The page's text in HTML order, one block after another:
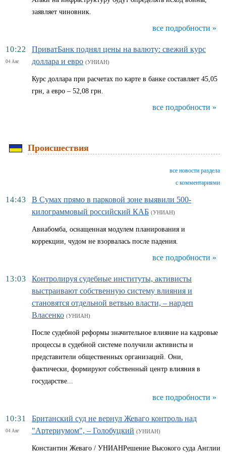
заявляет чиновник.
все подробности »
10:22
04 Авг
ПриватБанк поднял цены на валюту: свежий курс
доллара и евро (УНИАН)
Курс доллара при расчетах по карте в банке составляет 45,05
грн, а евро – 52,08 грн.
все подробности »
Происшествия
все новости раздела
с комментариями
14:43
В Сумах прямо в парковой зоне выявили 500-
килограммовый российский КАБ (УНИАН)
Авиабомба, оснащенная модулем планирования и
коррекции, чудом не взорвалась после падения.
все подробности »
13:03
Контролируя судебные институты, активисты
выстраивают собственную систему влияния и
становятся отдельной ветвью власти, – нардеп
Власенко (УНИАН)
После судебной реформы значительное влияние на кадровые
процессы в судебной системе получили активисты и
представители общественных организаций. Они,
фактически, формируют собственный центр влияния в
государстве...
все подробности »
10:31
04 Авг
Британский суд не вернул Жеваго контроль над
"Артериумом", – Голобуцкий (УНИАН)
Константин Жеваго / УНИАНРешение Высокого суда Англии